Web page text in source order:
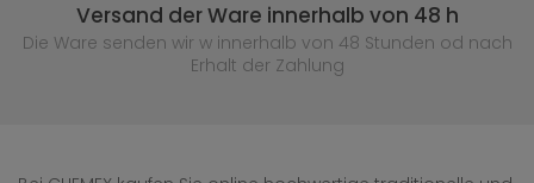
Versand der Ware innerhalb von 48 h
Die Ware senden wir w innerhalb von 48 Stunden od nach
Erhalt der Zahlung